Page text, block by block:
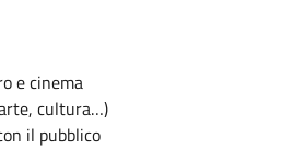
e cinema
cultura…)
il pubblico